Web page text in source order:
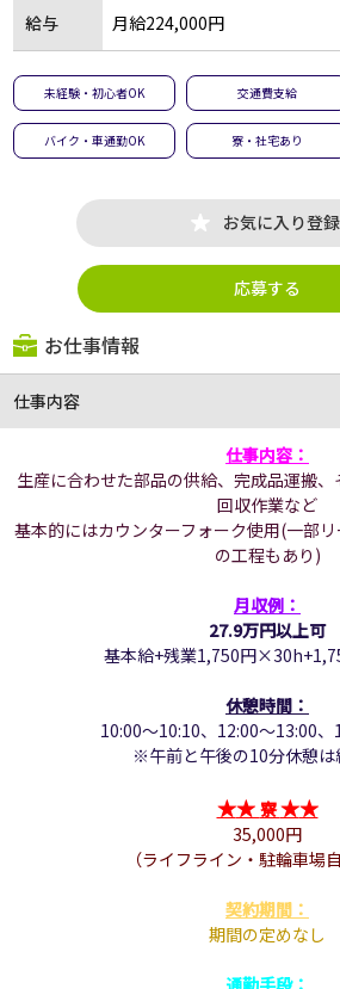
給与 月給224,000円
未経験・初心者OK 交通費支給
バイク・車通勤OK 寮・社宅あり
お気に入り登録
応募する
お仕事情報
仕事内容
仕事内容：
生産に合わせた部品の供給、完成品運搬
回収作業など
基本的にはカウンターフォーク使用(一部
の工程もあり)
月収例：
27.9万円以上可
基本給+残業1,750円
休憩時間：
10:00～10:10、 12:00～13:00、
※午前と午後の10分休憩は
★★ 寮★★
35,000円
（ライフライン・駐輪車場
契約期間：
期間の定めなし
通勤手段：